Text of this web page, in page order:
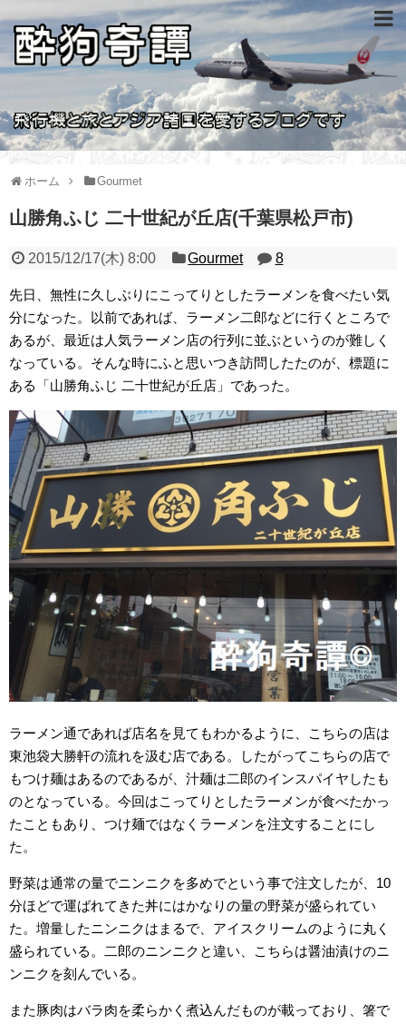
ホーム Gourmet
山勝角ふじ 二十世紀が丘店(千葉県松戸市)
2015/12/17(木) 8:00 Gourmet 8
先日、無性に久しぶりにこってりとしたラーメンを食べたい気
分になった。以前であれば、ラーメン二郎などに行くところで
あるが、最近は人気ラーメン店の行列に並ぶというのが難しく
なっている。そんな時にふと思いつき訪問したたのが、標題に
ある「山勝角ふじ 二十世紀が丘店」であった。
ラーメン通であれば店名を見てもわかるように、こちらの店は
東池袋大勝軒の流れを汲む店である。したがってこちらの店で
もつけ麺はあるのであるが、汁麺は二郎のインスパイヤしたも
のとなっている。今回はこってりとしたラーメンが食べたかっ
たこともあり、つけ麺ではなくラーメンを注文することにし
た。
野菜は通常の量でニンニクを多めでという事で注文したが、10
分ほどで運ばれてきた丼にはかなりの量の野菜が盛られてい
た。増量したニンニクはまるで、アイスクリームのように丸く
盛られている。二郎のニンニクと違い、こちらは醤油漬けのニ
ンニクを刻んでいる。
また豚肉はバラ肉を柔らかく煮込んだものが載っており、箸で